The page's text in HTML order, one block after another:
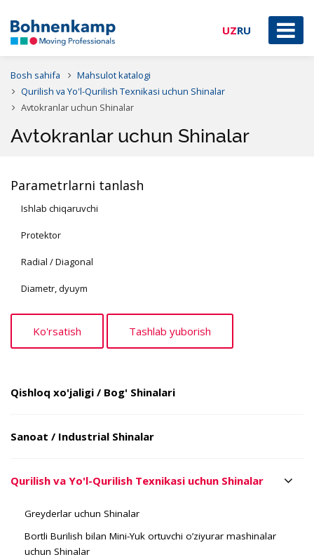
UZRU
Bosh sahifa
Mahsulot katalogi
Qurilish va Yo'l-Qurilish Texnikasi uchun Shinalar
Avtokranlar uchun Shinalar
Avtokranlar uchun Shinalar
Parametrlarni tanlash
Ishlab chiqaruvchi
Protektor
Radial / Diagonal
Diametr, dyuym
Qishloq xo'jaligi / Bog' Shinalari
Sanoat / Industrial Shinalar
Qurilish va Yo'l-Qurilish Texnikasi uchun Shinalar
Greyderlar uchun Shinalar
Bortli Burilish bilan Mini-Yuk ortuvchi o’ziyurar mashinalar
uchun Shinalar